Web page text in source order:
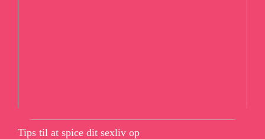
Tips til at spice dit sexliv op